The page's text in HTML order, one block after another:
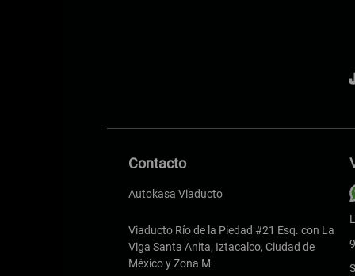
Contacto
Autokasa Viaducto
Viaducto Río de la Piedad #21 Esq. con La
Viga Santa Anita, Iztacalco, Ciudad de
México y Zona M